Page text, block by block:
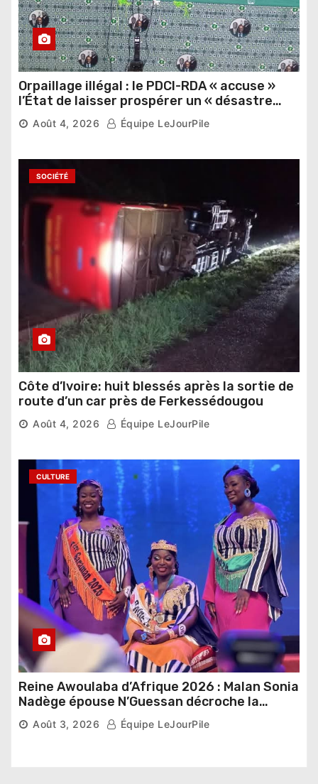
Orpaillage illégal : le PDCI-RDA « accuse »
l’État de laisser prospérer un « désastre
national »
Août 4, 2026 Équipe LeJourPile
SOCIÉTÉ
Côte d’Ivoire: huit blessés après la sortie de
route d’un car près de Ferkessédougou
Août 4, 2026 Équipe LeJourPile
CULTURE
Reine Awoulaba d’Afrique 2026 : Malan Sonia
Nadège épouse N’Guessan décroche la
couronne
Août 3, 2026 Équipe LeJourPile